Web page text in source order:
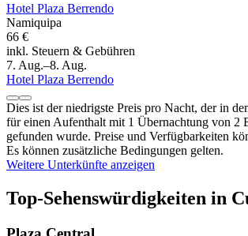
Hotel Plaza Berrendo
Namiquipa
66 €
inkl. Steuern & Gebühren
7. Aug.–8. Aug.
Hotel Plaza Berrendo
Dies ist der niedrigste Preis pro Nacht, der in
für einen Aufenthalt mit 1 Übernachtung von 2
gefunden wurde. Preise und Verfügbarkeiten
Es können zusätzliche Bedingungen gelten.
Weitere Unterkünfte anzeigen
Top-Sehenswürdigkeiten in